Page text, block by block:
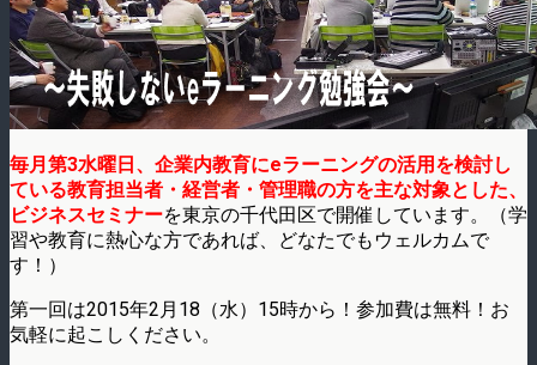
毎月第3水曜日、企業内教育にeラーニングの活用を検討し
ている教育担当者・経営者・管理職の方を主な対象とした、
ビジネスセミナーを東京の千代田区で開催しています。（学
習や教育に熱心な方であれば、どなたでもウェルカムで
す！）
第一回は2015年2月18（水）15時から！参加費は無料！お
気軽に起こしください。